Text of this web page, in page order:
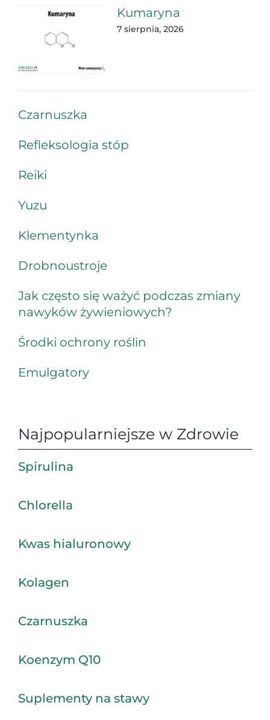
Kumaryna
7 sierpnia, 2026
Czarnuszka
Refleksologia stóp
Reiki
Yuzu
Klementynka
Drobnoustroje
Jak często się ważyć podczas zmiany
nawyków żywieniowych?
Środki ochrony roślin
Emulgatory
Najpopularniejsze w Zdrowie
Spirulina
Chlorella
Kwas hialuronowy
Kolagen
Czarnuszka
Koenzym Q10
Suplementy na stawy